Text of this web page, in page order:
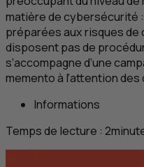
matière de cybersécurité
préparées aux risques
disposent pas de
s’accompagne d’une
memento à l’attention
Informations
Temps de lecture : 2